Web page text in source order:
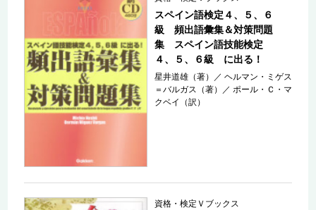
スペイン語検定４、５、６
級 頻出語彙集＆対策問題
集 スペイン語技能検定
４、５、６級 に出る！
星井道雄（著） ／ヘルマン・ミゲス
＝バルガス（著）
／ポール・Ｃ・マ
クベイ（訳）
資格・検定Ｖブックス